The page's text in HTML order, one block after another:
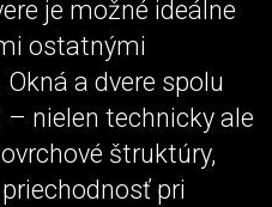
je možné ideálne
ostatnými
a dvere spolu
nielen technicky ale
štruktúry,
pri